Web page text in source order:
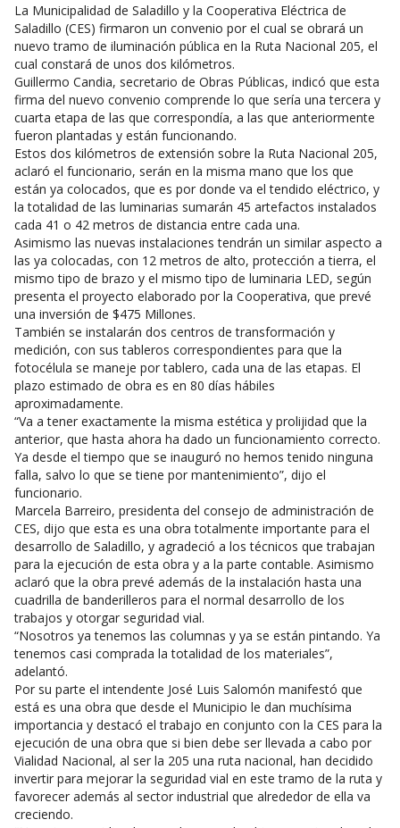
La Municipalidad de Saladillo y la Cooperativa Eléctrica de
Saladillo (CES) firmaron un convenio por el cual se obrará un
nuevo tramo de iluminación pública en la Ruta Nacional 205, el
cual constará de unos dos kilómetros.
Guillermo Candia, secretario de Obras Públicas, indicó que esta
firma del nuevo convenio comprende lo que sería una tercera y
cuarta etapa de las que correspondía, a las que anteriormente
fueron plantadas y están funcionando.
Estos dos kilómetros de extensión sobre la Ruta Nacional 205,
aclaró el funcionario, serán en la misma mano que los que
están ya colocados, que es por donde va el tendido eléctrico, y
la totalidad de las luminarias sumarán 45 artefactos instalados
cada 41 o 42 metros de distancia entre cada una.
Asimismo las nuevas instalaciones tendrán un similar aspecto a
las ya colocadas, con 12 metros de alto, protección a tierra, el
mismo tipo de brazo y el mismo tipo de luminaria LED, según
presenta el proyecto elaborado por la Cooperativa, que prevé
una inversión de $475 Millones.
También se instalarán dos centros de transformación y
medición, con sus tableros correspondientes para que la
fotocélula se maneje por tablero, cada una de las etapas. El
plazo estimado de obra es en 80 días hábiles
aproximadamente.
“Va a tener exactamente la misma estética y prolijidad que la
anterior, que hasta ahora ha dado un funcionamiento correcto.
Ya desde el tiempo que se inauguró no hemos tenido ninguna
falla, salvo lo que se tiene por mantenimiento”, dijo el
funcionario.
Marcela Barreiro, presidenta del consejo de administración de
CES, dijo que esta es una obra totalmente importante para el
desarrollo de Saladillo, y agradeció a los técnicos que trabajan
para la ejecución de esta obra y a la parte contable. Asimismo
aclaró que la obra prevé además de la instalación hasta una
cuadrilla de banderilleros para el normal desarrollo de los
trabajos y otorgar seguridad vial.
“Nosotros ya tenemos las columnas y ya se están pintando. Ya
tenemos casi comprada la totalidad de los materiales”,
adelantó.
Por su parte el intendente José Luis Salomón manifestó que
está es una obra que desde el Municipio le dan muchísima
importancia y destacó el trabajo en conjunto con la CES para la
ejecución de una obra que si bien debe ser llevada a cabo por
Vialidad Nacional, al ser la 205 una ruta nacional, han decidido
invertir para mejorar la seguridad vial en este tramo de la ruta y
favorecer además al sector industrial que alrededor de ella va
creciendo.